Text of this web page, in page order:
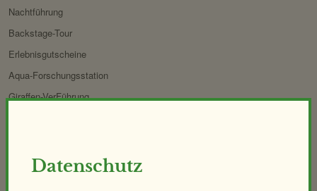
Datenschutz
Nachtführung
Backstage-Tour
Erlebnisgutscheine
Aqua-Forschungsstation
Giraffen-VerFührung
Demenzfreundlicher Rundgang